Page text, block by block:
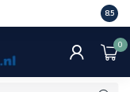
Veel
8.5
0